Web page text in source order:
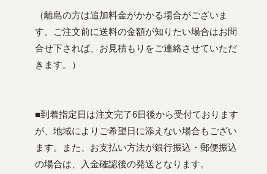
（離島の方は追加料金がかかる場合がございま
す。ご注文前に送料の金額が知りたい場合はお問
合せ下されば、お見積もりをご連絡させていただ
きます。）
■到着指定日は注文完了6日後から受付ております
が、地域によりご希望日に添えない場合もござい
ます。また、お支払い方法が銀行振込・郵便振込
の場合は、入金確認後の発送となります。